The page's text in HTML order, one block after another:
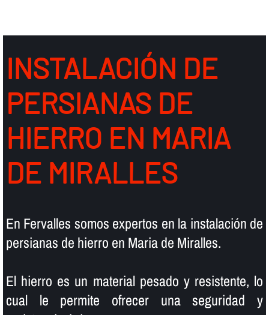
INSTALACIÓN DE
PERSIANAS DE
HIERRO EN MARIA
DE MIRALLES
En Fervalles somos expertos en la instalación de
persianas de hierro en Maria de Miralles.
El hierro es un material pesado y resistente, lo
cual le permite ofrecer una seguridad y